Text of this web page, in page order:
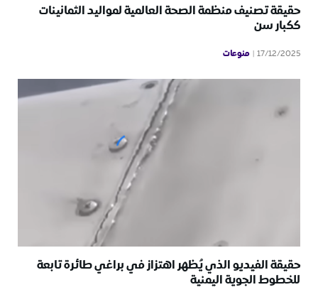
حقيقة تصنيف منظمة الصحة العالمية لمواليد الثمانينات
ككبار سن
17/12/2025 منوعات
حقيقة الفيديو الذي يُظهر اهتزاز في براغي طائرة تابعة
للخطوط الجوية اليمنية